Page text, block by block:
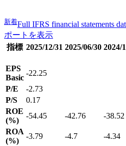
新着Full IFRS financial statements
ポートを表示
指標 2025/12/31 2025/06/30 2024/
EPS
Basic
-22.25
P/E
-2.73
P/S
0.17
ROE
(%)
-54.45 -42.76 -38.52
ROA
(%)
-3.79 -4.7 -4.34